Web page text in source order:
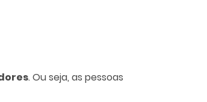
. Ou seja, as pessoas